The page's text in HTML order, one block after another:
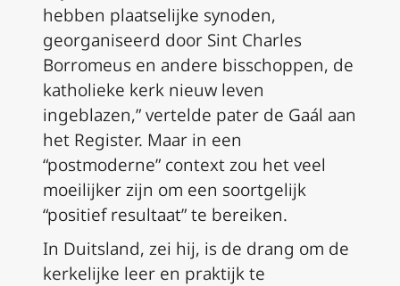
hebben plaatselijke synoden,
georganiseerd door Sint Charles
Borromeus en andere bisschoppen, de
katholieke kerk nieuw leven
ingeblazen,” vertelde pater de Gaál aan
het Register. Maar in een
“postmoderne” context zou het veel
moeilijker zijn om een soortgelijk
“positief resultaat” te bereiken.
In Duitsland, zei hij, is de drang om de
kerkelijke leer en praktijk te